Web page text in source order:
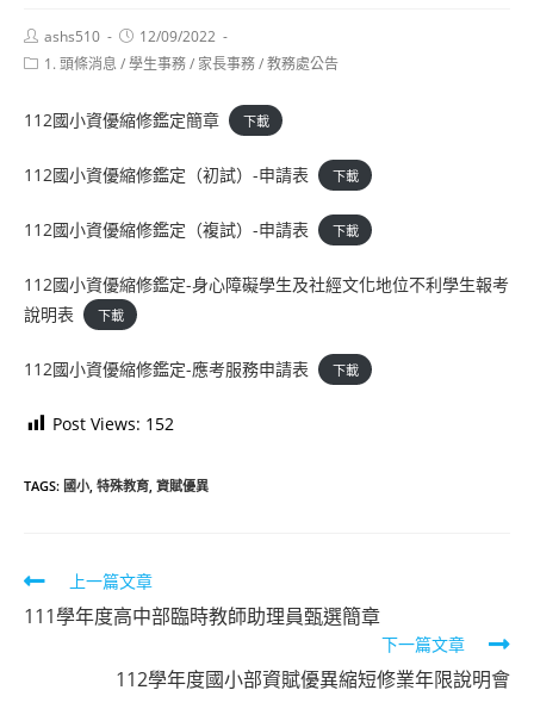
Post
author:
ashs510
Post
published:
12/09/2022
Post1. 頭條消息 /學生事務/ 家長事務/教務處公告
112國小資優縮修鑑定簡章 下載
112國小資優縮修鑑定（初試）-申請表 下載
112國小資優縮修鑑定（複試）-申請表 下載
112國小資優縮修鑑定-身心障礙學生及社經文化地位不利學生報考
說明表
下載
112國小資優縮修鑑定-應考服務申請表 下載
Post Views: 152
TAGS: 國小 特殊教育 資賦優異
Read
more
上一篇文章
111學年度高中部臨時教師助理員甄選簡章
下一篇文章
112學年度國小部資賦優異縮短修業年限說明會